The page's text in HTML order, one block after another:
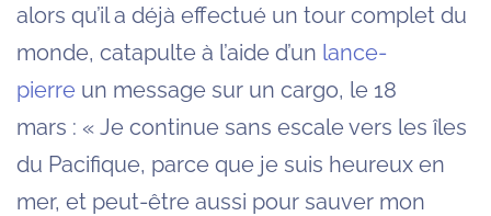
alors qu’il a déjà effectué un tour complet du
monde, catapulte à l’aide d’un lance-
pierre un message sur un cargo, le 18
mars : « Je continue sans escale vers les îles
du Pacifique, parce que je suis heureux en
mer, et peut-être aussi pour sauver mon